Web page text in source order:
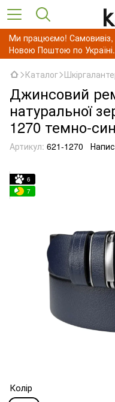
Ми працюємо! Самовивіз,
Новою Поштою по Україні.
Каталог
Джинсовий
натуральної
1270 темно-
Артикул: 621-1270
6
7
Колір